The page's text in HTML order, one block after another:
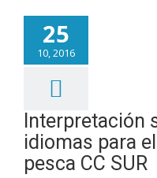
25
10, 2016
Interpretación
idiomas para
pesca CC SUR